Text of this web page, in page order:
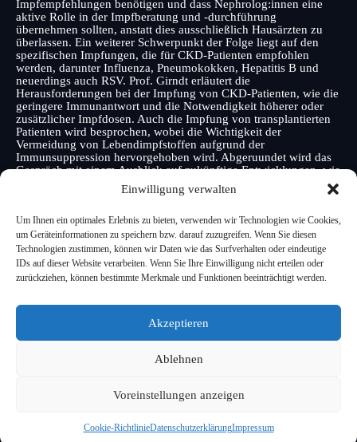
Einwilligung verwalten
Um Ihnen ein optimales Erlebnis zu bieten, verwenden wir Technologien wie Cookies,
um Geräteinformationen zu speichern bzw. darauf zuzugreifen. Wenn Sie diesen
Technologien zustimmen, können wir Daten wie das Surfverhalten oder eindeutige
IDs auf dieser Website verarbeiten. Wenn Sie Ihre Einwilligung nicht erteilen oder
zurückziehen, können bestimmte Merkmale und Funktionen beeinträchtigt werden.
Akzeptieren
Ablehnen
Voreinstellungen anzeigen
Cookie-RichtlinieDatenschutzerklärungImpressum
Impfempfehlungen benötigen und dass Nephrolog:innen eine
aktive Rolle in der Impfberatung und -durchführung
übernehmen sollten, anstatt dies ausschließlich Hausärzten zu
überlassen. Ein weiterer Schwerpunkt der Folge liegt auf den
spezifischen Impfungen, die für CKD-Patienten empfohlen
werden, darunter Influenza, Pneumokokken, Hepatitis B und
neuerdings auch RSV. Prof. Girndt erläutert die
Herausforderungen bei der Impfung von CKD-Patienten, wie die
geringere Immunantwort und die Notwendigkeit höherer oder
zusätzlicher Impfdosen. Auch die Impfung von transplantierten
Patienten wird besprochen, wobei die Wichtigkeit der
Vermeidung von Lebendimpfstoffen aufgrund der
Immunsuppression hervorgehoben wird. Abgeruundet wird das
Gespräch mit einem Ausblick auf zukünftige Entwicklungen, wie
die potenzielle Einführung eines Impfstoffs gegen das
Zytomegalievirus (CMV), der das Management von
verbessern könnte.
Shownotes
Weiterführende Links
|Datenschutzerklärung| Alle Rechte vorbehalten